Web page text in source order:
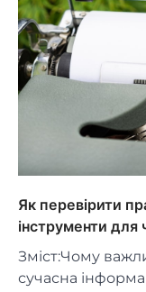
Як перевірити
інструменти для
Зміст:Чому
сучасна